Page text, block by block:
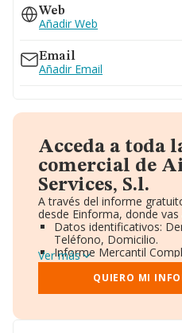
Web
Añadir Web
Email
Añadir Email
Acceda a toda
comercial de
Services, S.l.
A través del informe
desde Einforma, donde
Datos identificativos:
Teléfono, Domicilio.
Informe Mercantil
Gráficos de Evolución
Consejo de
Directivos y Ejecutivos.
Ver más
QUIERO MI